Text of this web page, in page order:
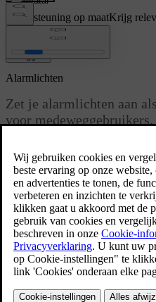
Ondersteuning op maatKrijg
auto.
Inloggen
Bijgewerkt 15-02-2025
Alarmlichten
Zet je alarmlichten aan
voor
opletten.